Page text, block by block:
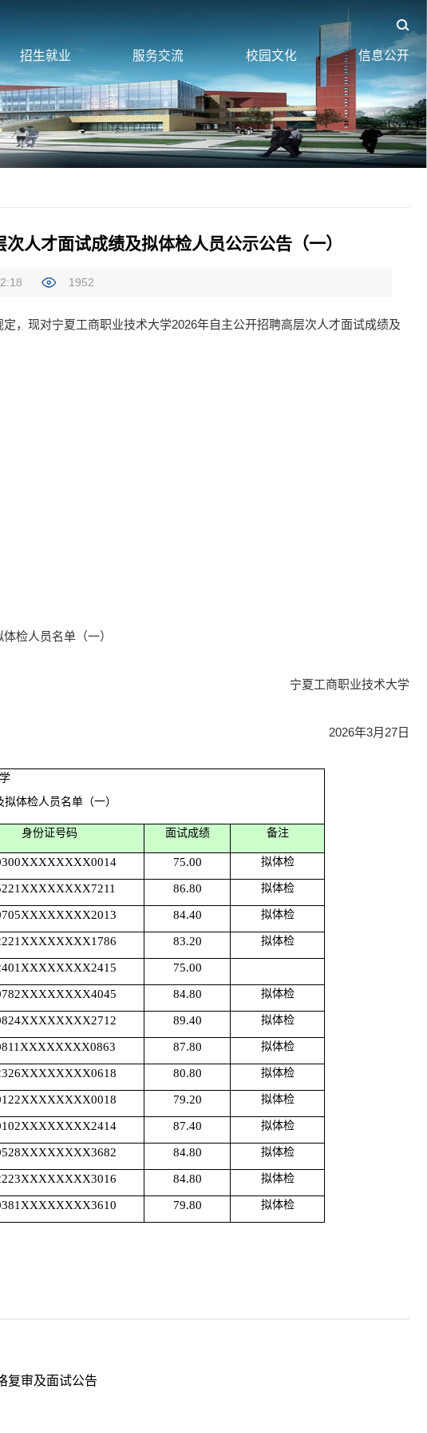
招生就业 服务交流 校园文化 信息公开
人才面试成绩及拟体检人员公示公告（一）
1952
，现对宁夏工商职业技术大学2026年自主公开招聘高层次人才面试成绩及
检人员名单（一）
宁夏工商职业技术大学
2026年3月27日
拟体检人员名单（一）
身份证号码 面试成绩 备注
75.00 拟体检
86.80 拟体检
84.40 拟体检
83.20 拟体检
75.00
84.80 拟体检
89.40 拟体检
87.80 拟体检
80.80 拟体检
79.20 拟体检
87.40 拟体检
84.80 拟体检
84.80 拟体检
79.80 拟体检
复审及面试公告